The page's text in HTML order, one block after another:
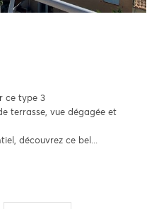
ce type 3
terrasse, vue dégagée et
découvrez ce bel...